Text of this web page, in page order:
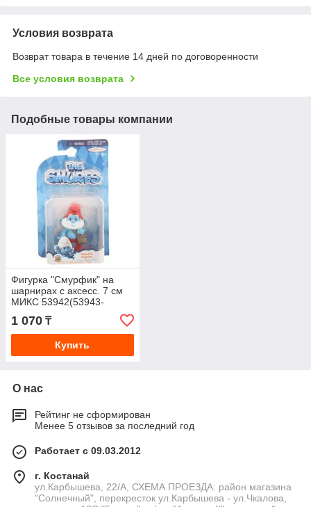
Условия возврата
Возврат товара в течение 14 дней по договоренности
Все условия возврата
Подобные товары компании
Фигурка "Смурфик" на
шарнирах с аксесс. 7 см
МИКС 53942(53943-
53957) 1245390
1 070 ₸
Купить
О нас
Рейтинг не сформирован
Менее 5 отзывов за последний год
Работает с 09.03.2012
г. Костанай
ул.Карбышева, 22/А, СХЕМА ПРОЕЗДА: район магазина
"Солнечный", перекресток ул.Карбышева - ул.Чкалова,